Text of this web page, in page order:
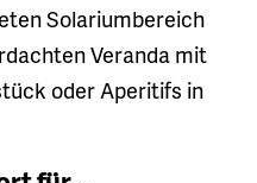
Solariumbereich
Veranda mit
oder Aperitifs in